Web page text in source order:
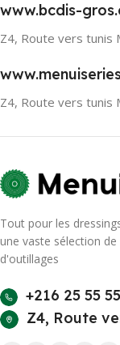
www.bcdis-
Z4, Route vers tunis
Z4, Route vers tunis
Tout pour les
une vaste sélection
d'outillages
+216 25 55
Z4, Route